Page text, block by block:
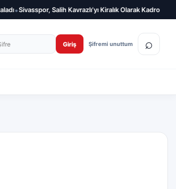
•Sivasspor, Salih Kavrazlı’yı Kiralık Olarak Kadrosuna
Giriş Şifremi unuttum ⌕